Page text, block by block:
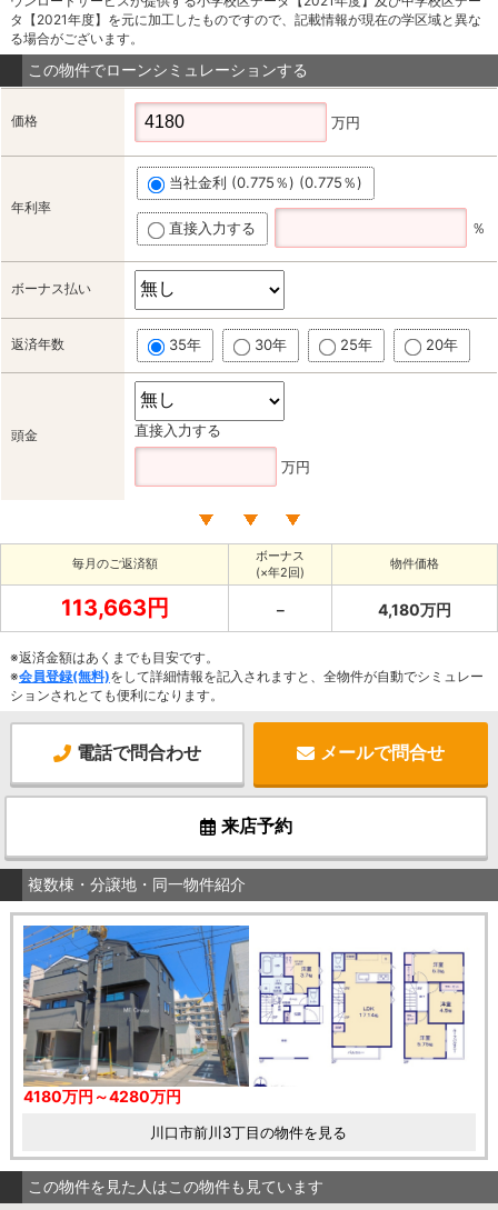
タ【2021年度】を元に加工したものですので、記載情報が現在の学区域と異な
る場合がございます。
この物件でローンシミュレーションする
価格 万円
年利率
当社金利 (0.775％) (0.775％)
直接入力する ％
ボーナス払い
返済年数 35年 30年 25年 20年
頭金 直接入力する
万円
毎月のご返済額
ボーナス
(×年2回)
物件価格
113,663円 － 4,180万円
※返済金額はあくまでも目安です。
※会員登録(無料)をして詳細情報を記入されますと、全物件が自動でシミュレー
ションされとても便利になります。
電話で問合わせ メールで問合せ
来店予約
複数棟・分譲地・同一物件紹介
4180万円～4280万円
川口市前川3丁目の物件を見る
この物件を見た人はこの物件も見ています